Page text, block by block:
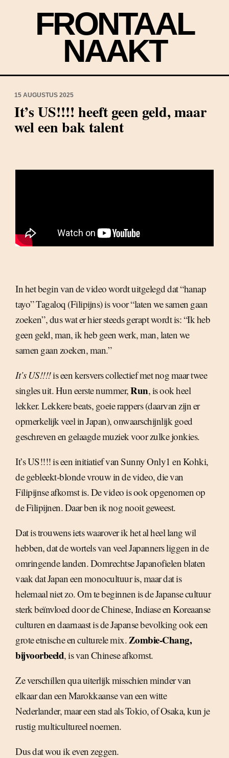
FRONTAAL
NAAKT
15 AUGUSTUS 2025
It’s US!!!! heeft geen geld, maar
wel een bak talent
In het begin van de video wordt uitgelegd dat “hanap
tayo” Tagaloq (Filipijns) is voor “laten we samen gaan
zoeken”, dus wat er hier steeds gerapt wordt is: “Ik heb
geen geld, man, ik heb geen werk, man, laten we
samen gaan zoeken, man.”
It’s US!!!!is een kersvers collectief met nog maar twee
singles uit. Hun eerste nummer,Run, is ook heel
lekker. Lekkere beats, goeie rappers (daarvan zijn er
opmerkelijk veel in Japan), onwaarschijnlijk goed
geschreven en gelaagde muziek voor zulke jonkies.
It’s US!!!! is een initiatief van Sunny Only1 en Kohki,
de gebleekt-blonde vrouw in de video, die van
Filipijnse afkomst is. De video is ook opgenomen op
de Filipijnen. Daar ben ik nog nooit geweest.
Dat is trouwens iets waarover ik het al heel lang wil
hebben, dat de wortels van veel Japanners liggen in de
omringende landen. Domrechtse Japanofielen blaten
vaak dat Japan een monocultuur is, maar dat is
helemaal niet zo. Om te beginnen is de Japanse cultuur
sterk beïnvloed door de Chinese, Indiase en Koreaanse
culturen en daarnaast is de Japanse bevolking ook een
grote etnische en culturele mix.Zombie-Chang,
bijvoorbeeld, is van Chinese afkomst.
Ze verschillen qua uiterlijk misschien minder van
elkaar dan een Marokkaanse van een witte
Nederlander, maar een stad als Tokio, of Osaka, kun je
rustig multicultureel noemen.
Dus dat wou ik even zeggen.